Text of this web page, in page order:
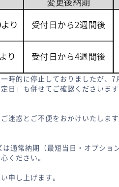
時的に停止しておりましたが、
日」も併せてご確認くださいま
迷惑とご不便をおかけいたしま
通常納期（最短当日・オプショ
ください。
申し上げます。